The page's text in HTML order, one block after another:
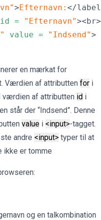
>Efternavn: </
id = "Efternavn"><br>
value = "Indsend">
en mærkat for
Værdien af attributten for i
af attributten id i
står der “Indsend”. Denne
value i <input>-tagget.
andre <input> typer til at
er tomme
og en talkombination